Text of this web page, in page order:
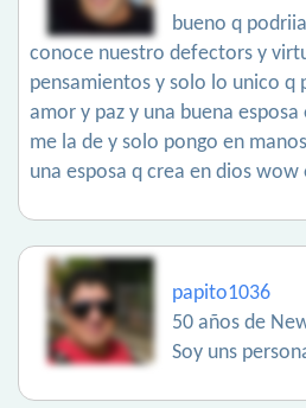
bueno q
conoce nuestro defectors y
pensamientos y solo lo unico q
amor y paz y una buena
me la de y solo pongo en
una esposa q crea en dios wow
papito1036
50 años de
Soy uns